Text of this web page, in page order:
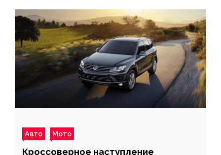
Авто Мото
Кроссоверное наступление